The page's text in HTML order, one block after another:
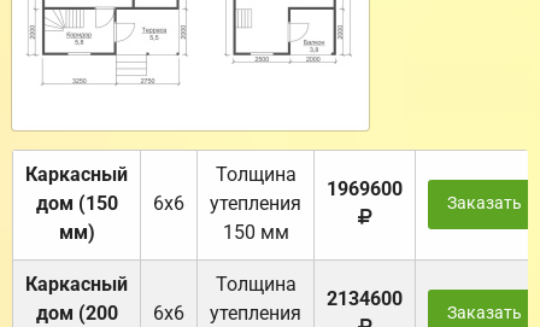
Каркасный
дом (150
мм)
6х6
Толщина
утепления
150 мм
1969600
Заказать
Каркасный
дом (200
6х6
Толщина
утепления
2134600
Заказать